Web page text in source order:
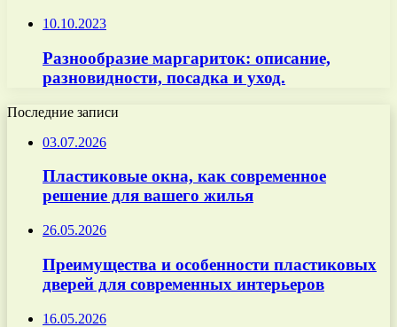
10.10.2023
Разнообразие маргариток: описание,
разновидности, посадка и уход.
Последние записи
03.07.2026
Пластиковые окна, как современное
решение для вашего жилья
26.05.2026
Преимущества и особенности пластиковых
дверей для современных интерьеров
16.05.2026